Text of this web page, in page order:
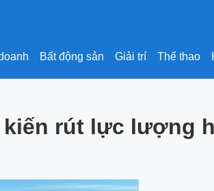
Bất động sản Giải trí Thể thao
kiến rút lực lượng